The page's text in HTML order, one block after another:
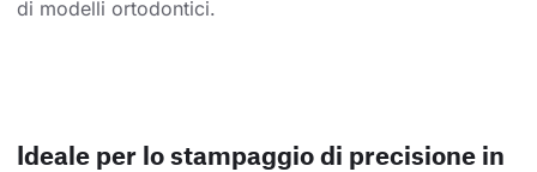
di modelli ortodontici.
Ideale per lo stampaggio di precisione in